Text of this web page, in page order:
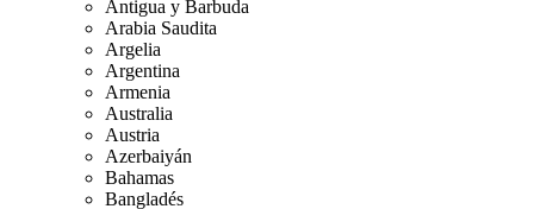
Antigua y Barbuda
Arabia Saudita
Argelia
Argentina
Armenia
Australia
Austria
Azerbaiyán
Bahamas
Bangladés